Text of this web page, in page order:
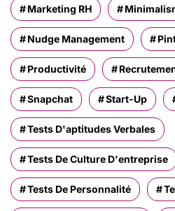
Marketing RH
Nudge Management
Productivité
Snapchat Start-Up
Tests D'aptitudes Verbales
Tests De Culture D'entreprise
Tests De Personnalité